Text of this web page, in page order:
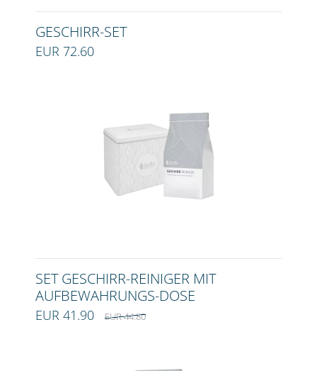
GESCHIRR-SET
EUR 72.60
SET GESCHIRR-REINIGER MIT
AUFBEWAHRUNGS-DOSE
EUR 41.90EUR 44.80